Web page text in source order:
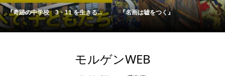
『奇跡の中学校 3・11 を生きる... 『名画は嘘をつく』
モルゲンWEB